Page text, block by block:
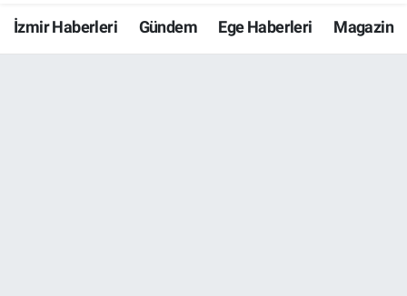
İzmir Haberleri Gündem Ege Haberleri Magazin
Resmi İlanlar